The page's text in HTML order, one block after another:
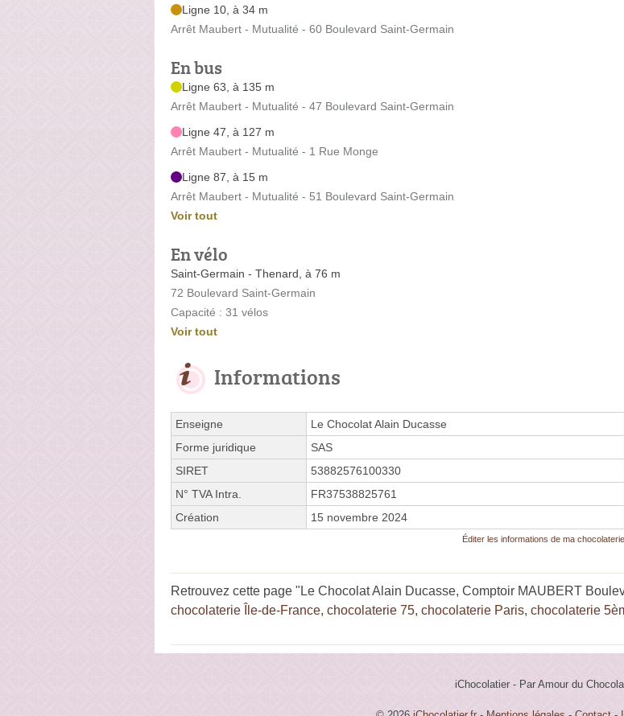
Ligne 10, à 34 m
Arrêt Maubert - Mutualité - 60 Boulevard Saint-Germain
En bus
Ligne 63, à 135 m
Arrêt Maubert - Mutualité - 47 Boulevard Saint-Germain
Ligne 47, à 127 m
Arrêt Maubert - Mutualité - 1 Rue Monge
Ligne 87, à 15 m
Arrêt Maubert - Mutualité - 51 Boulevard Saint-Germain
Voir tout
En vélo
Saint-Germain - Thenard, à 76 m
72 Boulevard Saint-Germain
Capacité : 31 vélos
Voir tout
Informations
Enseigne
Le Chocolat Alain Ducasse
Forme juridique
SAS
SIRET
53882576100330
N° TVA Intra.
FR37538825761
Création
15 novembre 2024
Éditer les informations de ma chocolaterie
Retrouvez cette page "Le Chocolat Alain Ducasse, Comptoir MAUBERT
chocolaterie Île-de-France, chocolaterie 75, chocolaterie Paris, chocolaterie
iChocolatier - Par Amour du